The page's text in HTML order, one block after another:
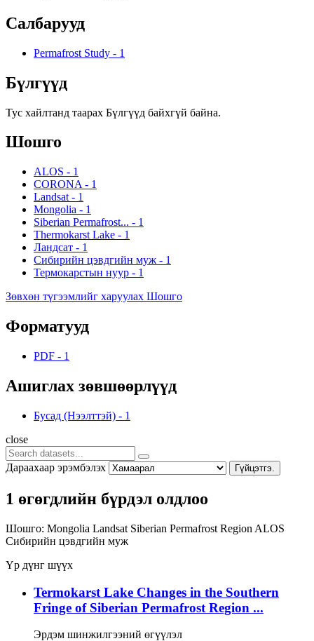
Салбарууд
Permafrost Study - 1
Бүлгүүд
Тус хайлтанд таарах Бүлгүүд байхгүй байна.
Шошго
ALOS - 1
CORONA - 1
Landsat - 1
Mongolia - 1
Siberian Permafrost... - 1
Thermokarst Lake - 1
Ландсат - 1
Сибирийн цэвдгийн муж - 1
Термокарстын нуур - 1
Зөвхөн түгээмлийг харуулах Шошго
Форматууд
PDF - 1
Ашиглах зөвшөөрлүүд
Бусад (Нээлттэй) - 1
close
Дараахаар эрэмбэлэх Гүйцэтгэ.
1 өгөгдлийн бүрдэл олдлоо
Шошго: Mongolia Landsat Siberian Permafrost Region ALOS
Сибирийн цэвдгийн муж
Үр дүнг шүүх
Termokarst Lake Changes in the Southern
Fringe of Siberian Permafrost Region ...
Эрдэм шинжилгээний өгүүлэл